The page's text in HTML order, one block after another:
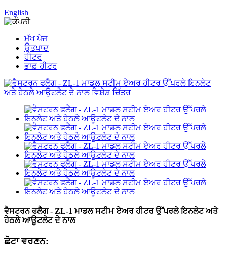
English
ਮੁੱਖ ਪੇਜ
ਉਤਪਾਦ
ਹੀਟਰ
ਭਾਫ਼ ਹੀਟਰ
ਵੈਸਟਰਨ ਫਲੈਗ - ZL-1 ਮਾਡਲ ਸਟੀਮ ਏਅਰ ਹੀਟਰ ਉੱਪਰਲੇ ਇਨਲੇਟ ਅਤੇ
ਹੇਠਲੇ ਆਊਟਲੇਟ ਦੇ ਨਾਲ
ਛੋਟਾ ਵਰਣਨ: